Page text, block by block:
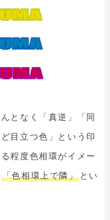
となく「真逆」「同
目立つ色」という印
程度色相環がイメー
「色相環上で隣」とい